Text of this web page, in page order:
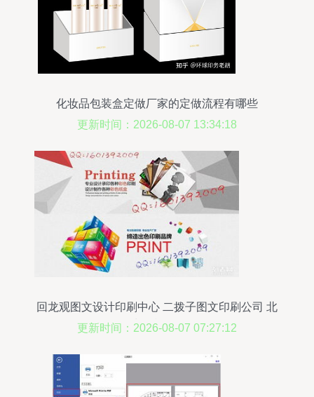
化妆品包装盒定做厂家的定做流程有哪些
更新时间：2026-08-07 13:34:18
回龙观图文设计印刷中心 二拨子图文印刷公司 北
清路印刷厂
更新时间：2026-08-07 07:27:12